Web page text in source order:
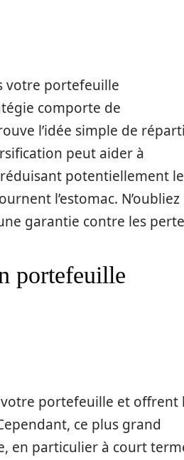
votre portefeuille
comporte de
l’idée simple de
peut aider à
potentiellement le
l’estomac. N’oubliez
garantie contre les
portefeuille
portefeuille et offrent
ce plus grand
en particulier à court